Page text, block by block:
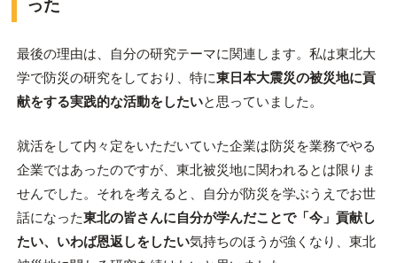
った
最後の理由は、自分の研究テーマに関連します。私は東北大
学で防災の研究をしており、特に東日本大震災の被災地に貢
献をする実践的な活動をしたいと思っていました。
就活をして内々定をいただいていた企業は防災を業務でやる
企業ではあったのですが、東北被災地に関われるとは限りま
せんでした。それを考えると、自分が防災を学ぶうえでお世
話になった東北の皆さんに自分が学んだことで「今」貢献し
たい、いわば恩返しをしたい気持ちのほうが強くなり、東北